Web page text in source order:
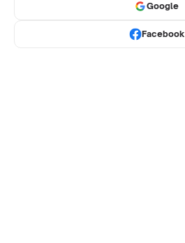
Google
Facebook